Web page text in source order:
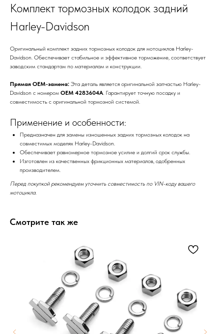
Комплект тормозных колодок задний
Harley-Davidson
Оригинальный комплект задних тормозных колодок для мотоциклов Harley-
Davidson. Обеспечивает стабильное и эффективное торможение, соответствует
заводским стандартам по материалам и конструкции.
Прямая OEM-замена: Эта деталь является оригинальной запчастью Harley-
Davidson с номером OEM 4283604A. Гарантирует точную посадку и
совместимость с оригинальной тормозной системой.
Применение и особенности:
Предназначен для замены изношенных задних тормозных колодок на
совместимых моделях Harley-Davidson.
Обеспечивает равномерное тормозное усилие и долгий срок службы.
Изготовлен из качественных фрикционных материалов, одобренных
производителем.
Перед покупкой рекомендуем уточнить совместимость по VIN-коду вашего
мотоцикла.
Смотрите так же